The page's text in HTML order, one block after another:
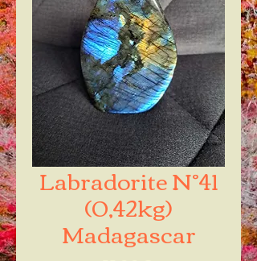
Labradorite N°41
(0,42kg)
Madagascar